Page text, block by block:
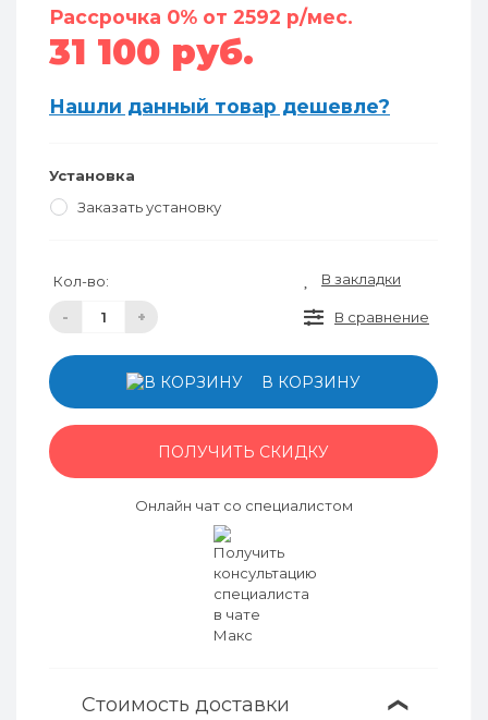
Рассрочка 0% от 2592 р/мес.
31 100 руб.
Нашли данный товар дешевле?
Установка
Заказать установку
Кол-во:
- +
В закладки
В сравнение
В КОРЗИНУ
ПОЛУЧИТЬ СКИДКУ
Онлайн чат со специалистом
Стоимость доставки ❯